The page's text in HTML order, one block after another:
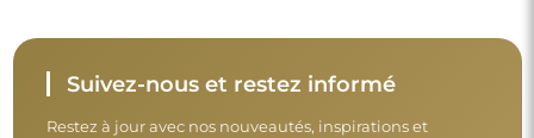
Suivez-nous et restez informé
Restez à jour avec nos nouveautés, inspirations et